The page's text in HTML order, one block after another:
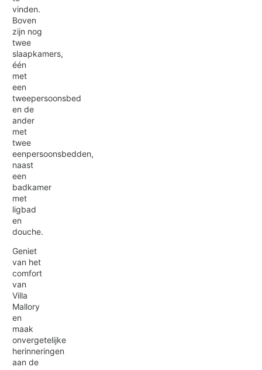
vinden.
Boven
zijn nog
twee
slaapkamers,
één
met
een
tweepersoonsbed
en de
ander
met
twee
eenpersoonsbedden,
naast
een
badkamer
met
ligbad
en
douche.
Geniet
van het
comfort
van
Villa
Mallory
en
maak
onvergetelijke
herinneringen
aan de